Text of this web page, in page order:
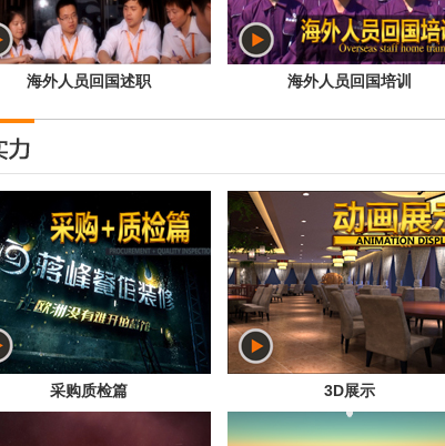
海外人员回国述职 海外人员回国培训
采购质检篇 3D展示